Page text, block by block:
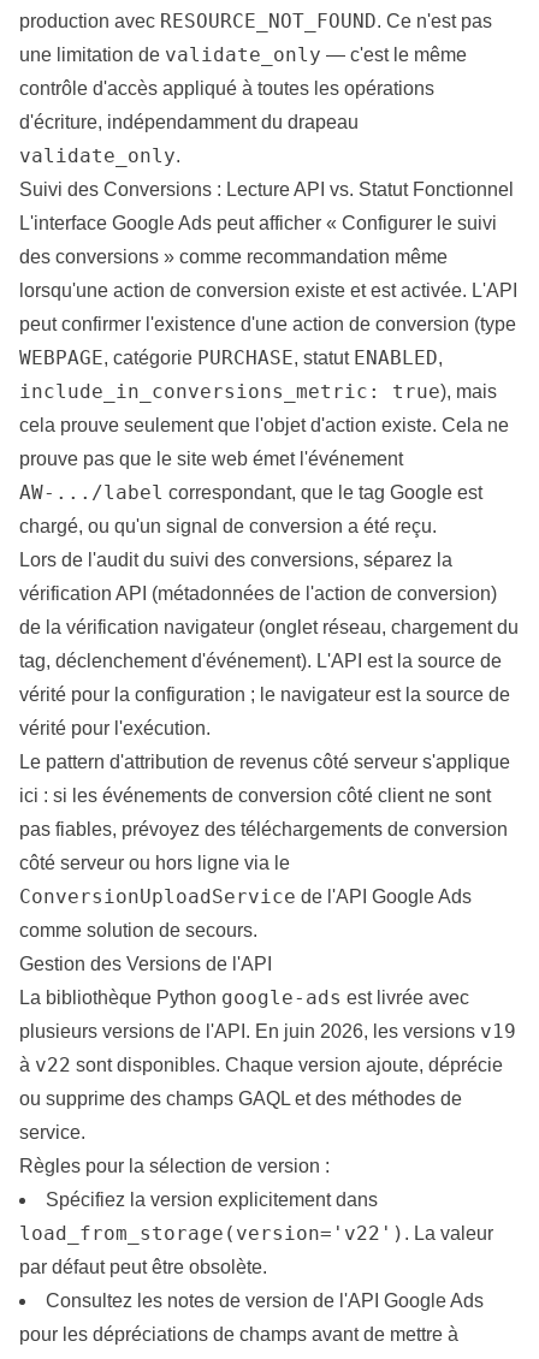
production avec RESOURCE_NOT_FOUND. Ce n'est pas
une limitation de validate_only — c'est le même
contrôle d'accès appliqué à toutes les opérations
d'écriture, indépendamment du drapeau
validate_only.
Suivi des Conversions : Lecture API vs. Statut Fonctionnel
L'interface Google Ads peut afficher « Configurer le suivi
des conversions » comme recommandation même
lorsqu'une action de conversion existe et est activée. L'API
peut confirmer l'existence d'une action de conversion (type
WEBPAGE, catégorie PURCHASE, statut ENABLED,
include_in_conversions_metric: true), mais
cela prouve seulement que l'objet d'action existe. Cela ne
prouve pas que le site web émet l'événement
AW-.../label correspondant, que le tag Google est
chargé, ou qu'un signal de conversion a été reçu.
Lors de l'audit du suivi des conversions, séparez la
vérification API (métadonnées de l'action de conversion)
de la vérification navigateur (onglet réseau, chargement du
tag, déclenchement d'événement). L'API est la source de
vérité pour la configuration ; le navigateur est la source de
vérité pour l'exécution.
Le pattern d'attribution de revenus côté serveur s'applique
ici : si les événements de conversion côté client ne sont
pas fiables, prévoyez des téléchargements de conversion
côté serveur ou hors ligne via le
ConversionUploadService de l'API Google Ads
comme solution de secours.
Gestion des Versions de l'API
La bibliothèque Python google-ads est livrée avec
plusieurs versions de l'API. En juin 2026, les versions v19
à v22 sont disponibles. Chaque version ajoute, déprécie
ou supprime des champs GAQL et des méthodes de
service.
Règles pour la sélection de version :
Spécifiez la version explicitement dans
load_from_storage(version='v22') . La valeur
par défaut peut être obsolète.
Consultez les notes de version de l'API Google Ads
pour les dépréciations de champs avant de mettre à